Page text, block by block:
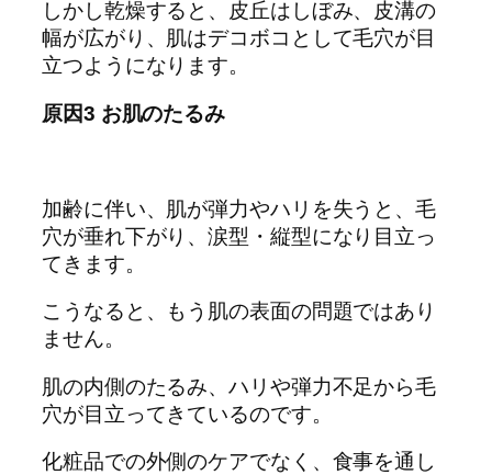
しかし乾燥すると、皮丘はしぼみ、皮溝の
幅が広がり、肌はデコボコとして毛穴が目
立つようになります。
原因3 お肌のたるみ
加齢に伴い、肌が弾力やハリを失うと、毛
穴が垂れ下がり、涙型・縦型になり目立っ
てきます。
こうなると、もう肌の表面の問題ではあり
ません。
肌の内側のたるみ、ハリや弾力不足から毛
穴が目立ってきているのです。
化粧品での外側のケアでなく、食事を通し